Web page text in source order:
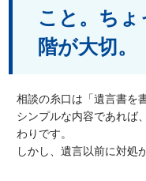
こと。ち
階が大切。
相談の糸口は「遺言書を
シンプルな内容であれば
わりです。
しかし、遺言以前に対処